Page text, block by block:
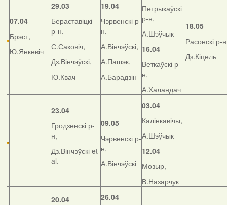
07.04
Брэст,
Ю.Янкевіч
29.03
Бераставіцкі
р-н,
С.Саковіч,
Дз.Вінчэўскі,
Ю.Квач
19.04
Чэрвенскі р-
н,
А.Вінчэўскі,
А.Пашэк,
А.Барадзін
Петрыкаўскі
р-н,
А.Шэўчык
16.04
Веткаўскі р-
н,
А.Халандач
18.05
Расонскі р-
Дз.Кіцель
23.04
Гродзенскі р-
н,
Дз.Вінчэўскі et
al.
09.05
Чэрвенскі р-
н,
А.Вінчэўскі
03.04
Калінкавічы,
А.Шэўчык
12.04
Мозыр,
В.Назарчук
20.04
26.04